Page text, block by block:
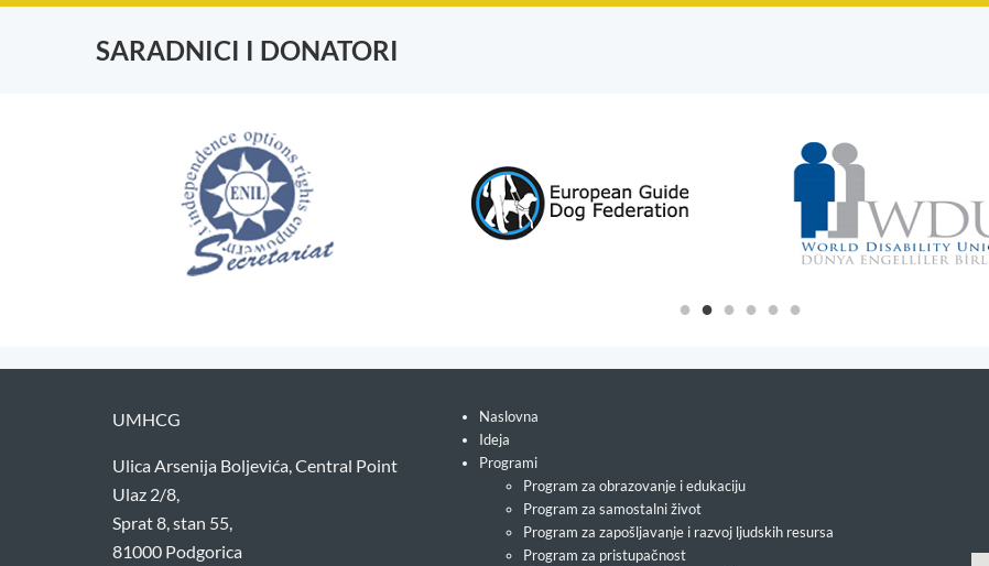
SARADNICI I DONATORI
UMHCG
Ulica Arsenija Boljevića, Central Point
Ulaz 2/8,
Sprat 8, stan 55,
81000 Podgorica
Naslovna
Ideja
Programi
Program za obrazovanje i edukaciju
Program za samostalni život
Program za zapošljavanje i razvoj ljudskih resursa
Program za pristupačnost